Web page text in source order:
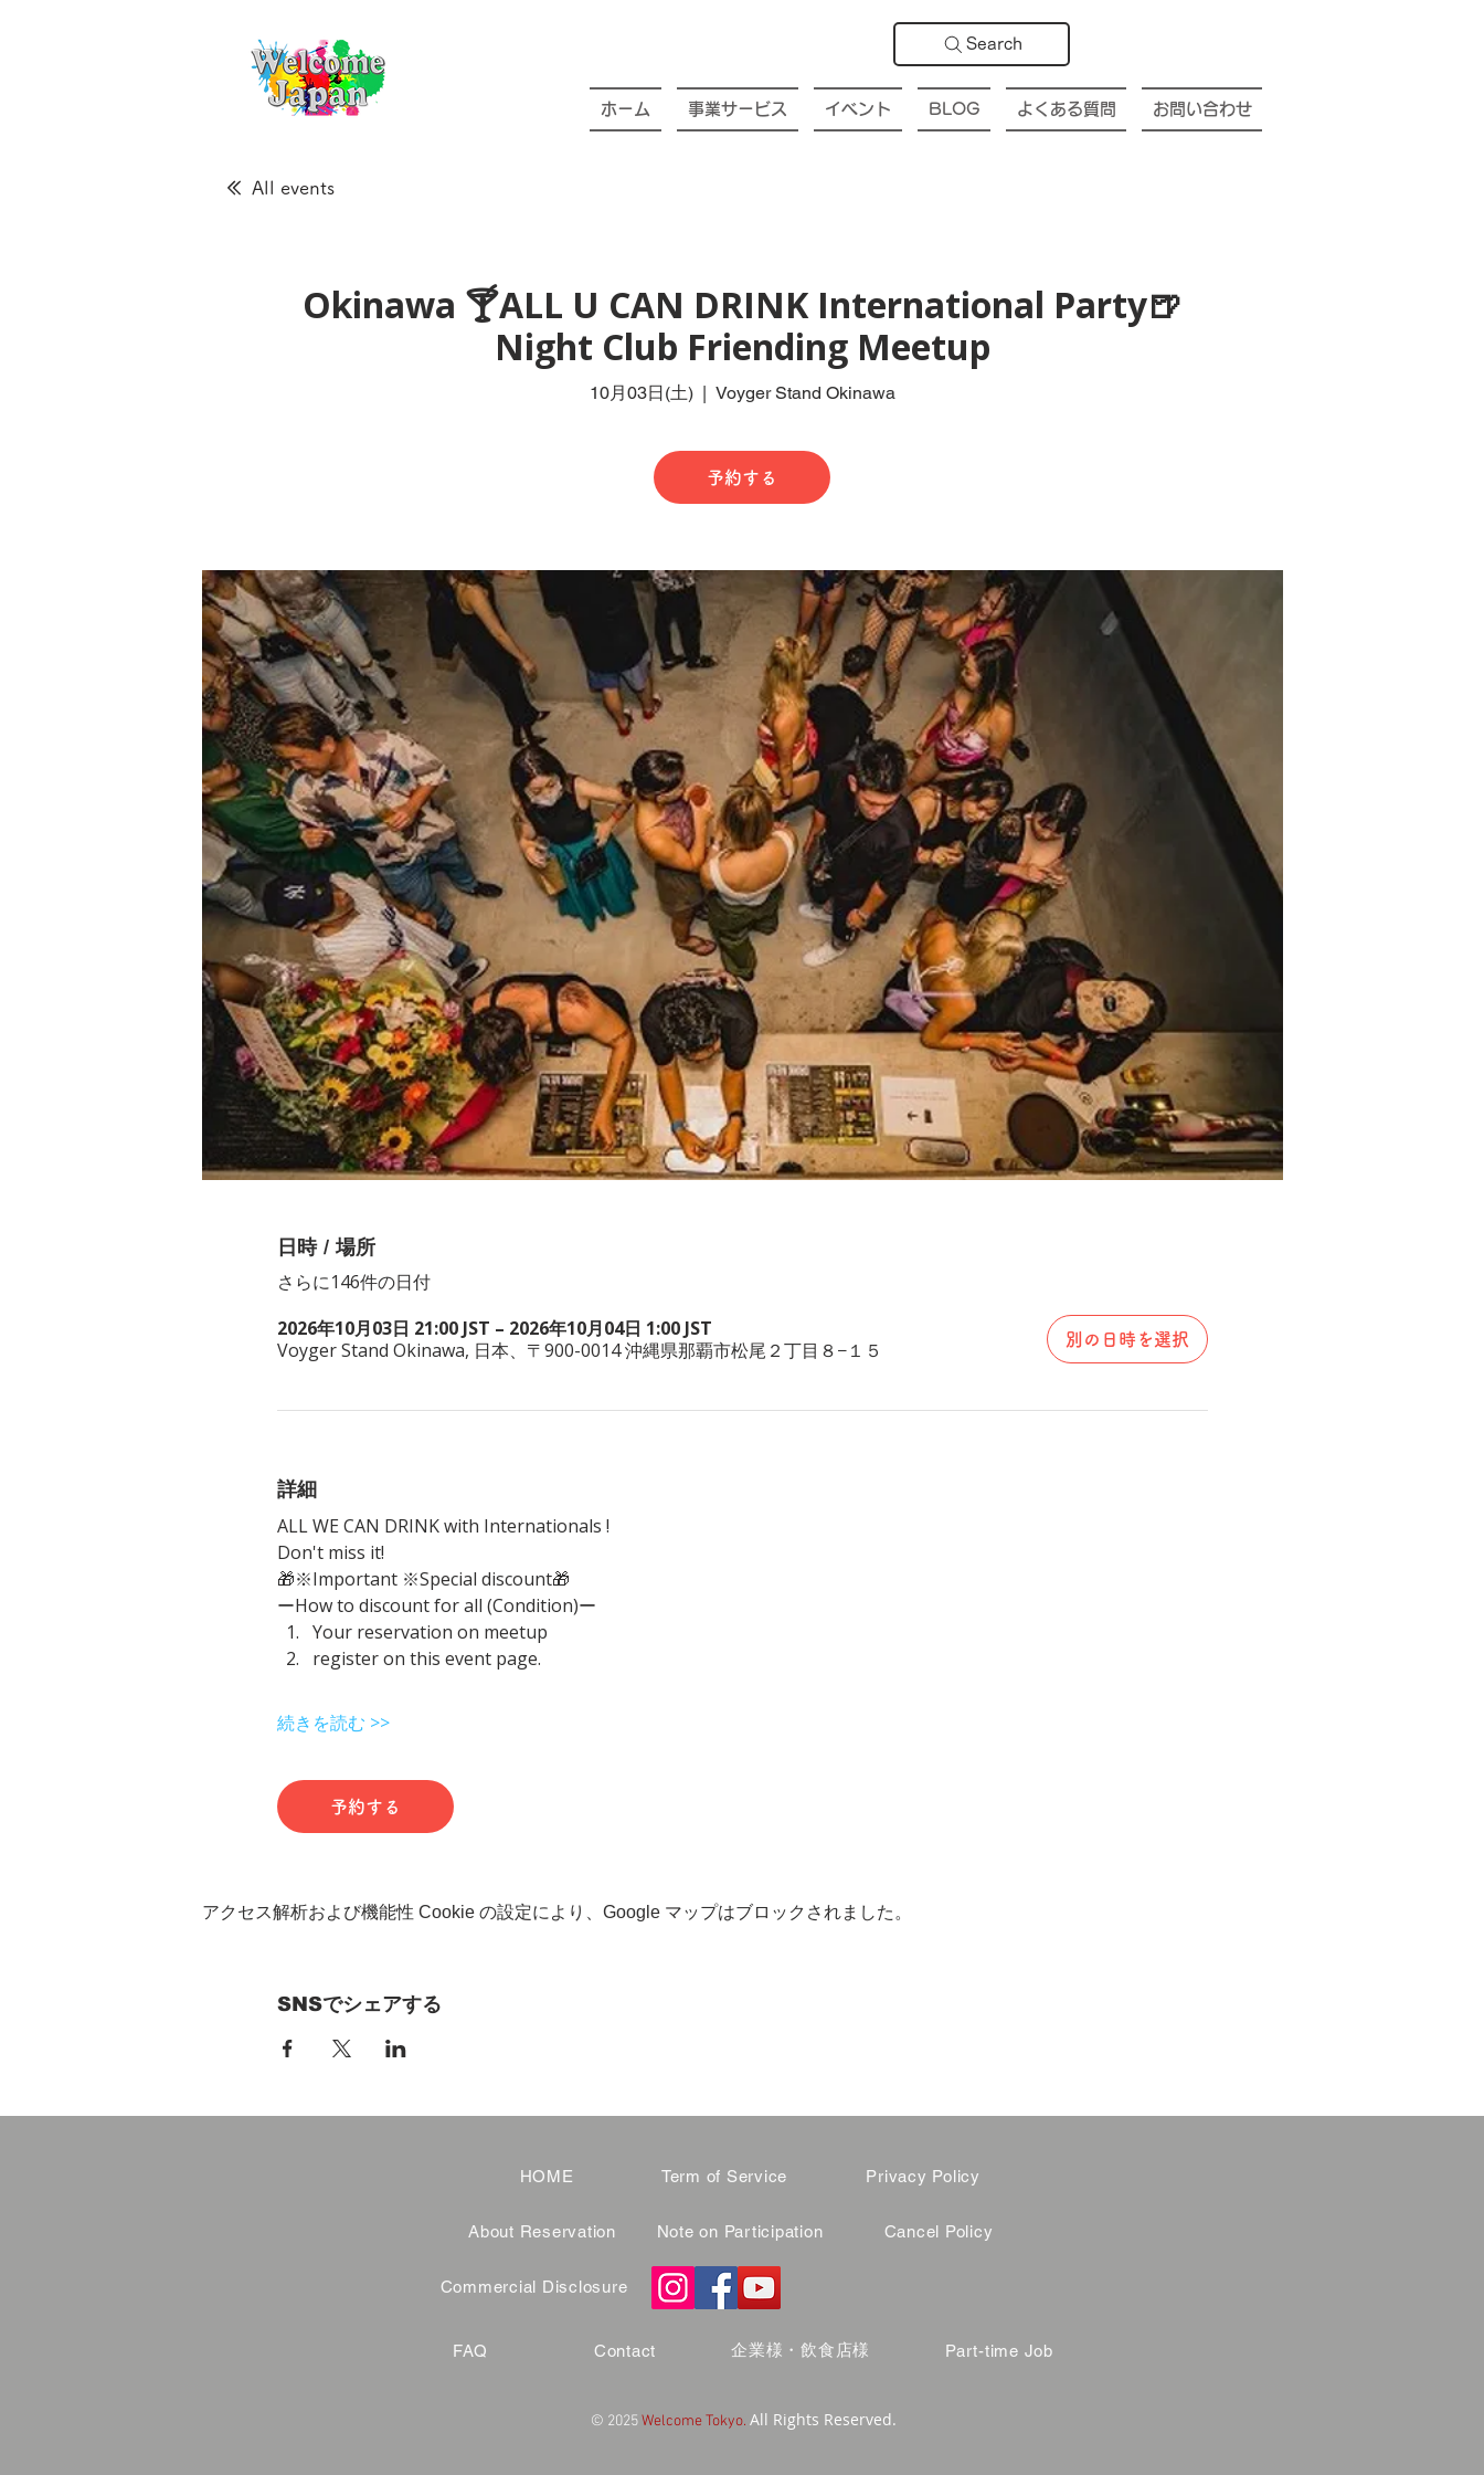
Search
ホーム 事業サービス イベント BLOG よくある質問 お問い合わせ
All events
Okinawa 🍸ALL U CAN DRINK International Party🍺
Night Club Friending Meetup
10月03日(土)
  |
Voyger Stand Okinawa
予約する
日時 / 場所
さらに146件の日付
2026年10月03日 21:00 JST – 2026年10月04日 1:00 JST
Voyger Stand Okinawa, 日本、〒900-0014 沖縄県那覇市松尾２丁目８−１５
別の日時を選択
詳細
ALL WE CAN DRINK with Internationals !
Don't miss it!
🎁※Important ※Special discount🎁
ーHow to discount for all (Condition)ー
Your reservation on meetup
register on this event page.
続きを読む >>
予約する
アクセス解析および機能性 Cookie の設定により、Google マップはブロックされました。
SNSでシェアする
HOME
About Reservation
Term of Service
Note on Participation
Privacy Policy
Cancel Policy
Commercial Disclosure
FAQ Contact 企業様・飲食店様 Part-time Job
© 2025Welcome Tokyo. All Rights Reserved.